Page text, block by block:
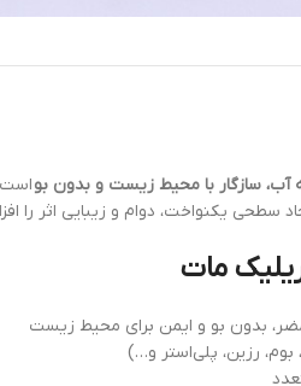
آب، سازگار با محیط زیست و بدون بواست
سطحی یکنواخت، دوام و زیبایی اثر را
مات
بدون بو و ایمن برای محیط زیست
رزین، پلی‌استر و…)